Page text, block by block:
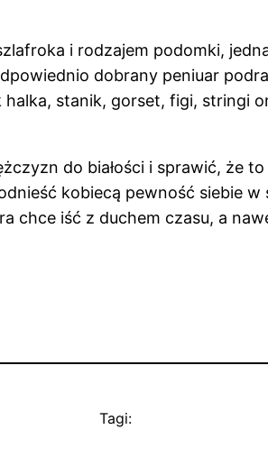
i rodzajem podomki,
dobrany peniuar
stanik, gorset, figi, stringi
do białości i sprawić, że
kobiecą pewność siebie w
iść z duchem czasu, a
Tagi: